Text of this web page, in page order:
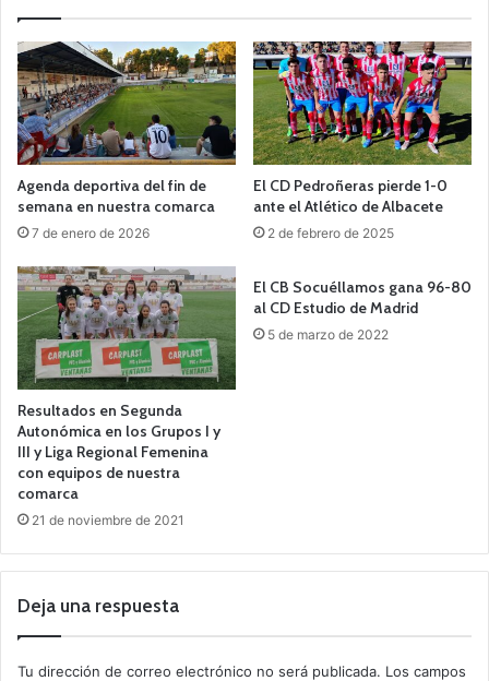
Agenda deportiva del fin de
semana en nuestra comarca
7 de enero de 2026
El CD Pedroñeras pierde 1-0
ante el Atlético de Albacete
2 de febrero de 2025
Resultados en Segunda
Autonómica en los Grupos I y
III y Liga Regional Femenina
con equipos de nuestra
comarca
21 de noviembre de 2021
El CB Socuéllamos gana 96-80
al CD Estudio de Madrid
5 de marzo de 2022
Deja una respuesta
Tu dirección de correo electrónico no será publicada. Los campos